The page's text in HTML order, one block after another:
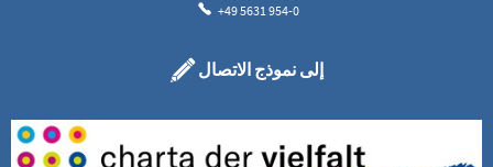
+49 5631 954-0
إلى نموذج الاتصال